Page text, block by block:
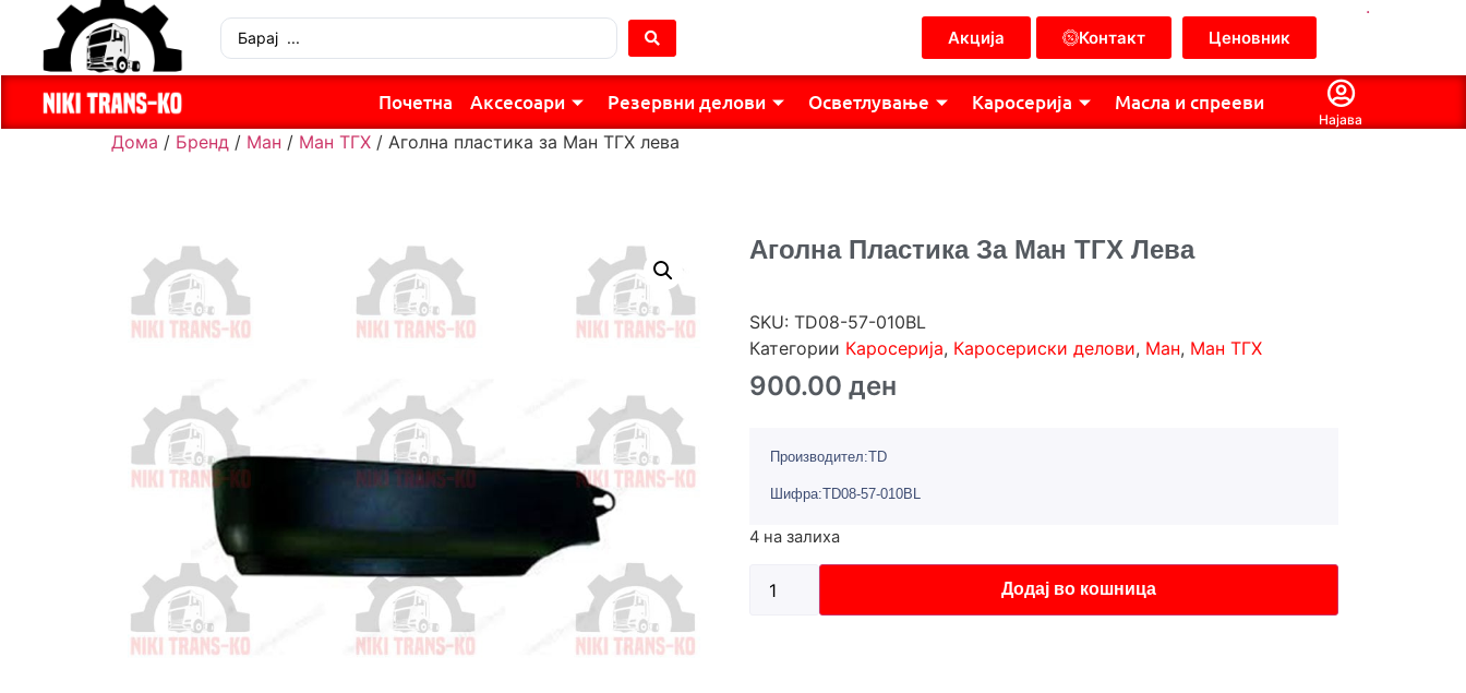
Акција Контакт Ценовник
.
Почетна Аксесоари Резервни делови Осветлување Каросерија Масла и спрееви
Најава
Дома / Бренд / Ман / Ман ТГХ / Аголна пластика за Ман ТГХ лева
Аголна Пластика За Ман ТГХ Лева
SKU: TD08-57-010BL
Категории Каросерија, Каросериски делови, Ман, Ман ТГХ
900.00 ден
Производител:TD
Шифра:TD08-57-010BL
4 на залиха
Додај во кошница